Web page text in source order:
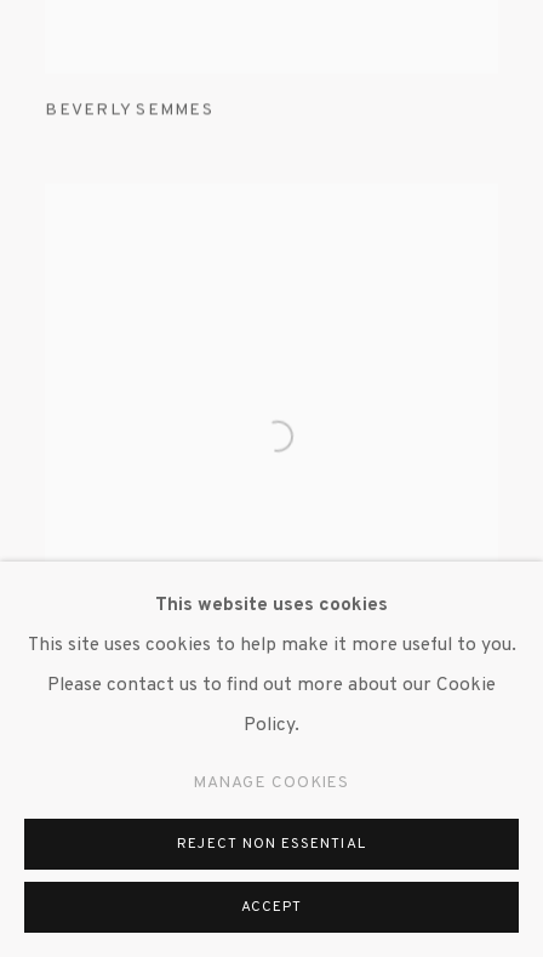
BEVERLY SEMMES
This website uses cookies
This site uses cookies to help make it more useful to you.
Please contact us to find out more about our Cookie
Policy.
MANAGE COOKIES
REJECT NON ESSENTIAL
ACCEPT